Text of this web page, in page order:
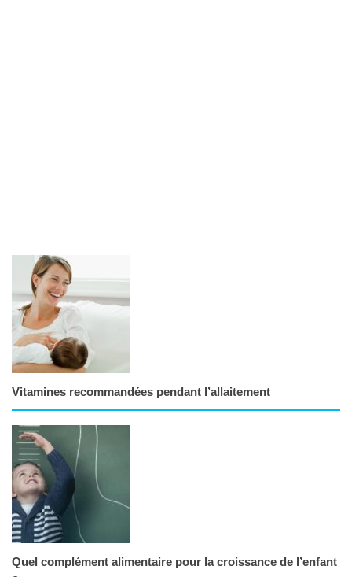
Vitamines recommandées pendant l’allaitement
Quel complément alimentaire pour la croissance de l’enfant